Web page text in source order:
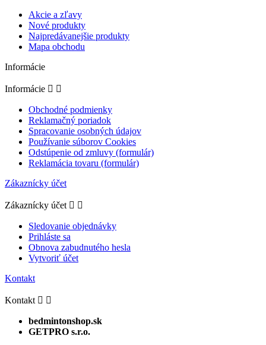
Akcie a zľavy
Nové produkty
Najpredávanejšie produkty
Mapa obchodu
Informácie
Informácie  
Obchodné podmienky
Reklamačný poriadok
Spracovanie osobných údajov
Používanie súborov Cookies
Odstúpenie od zmluvy (formulár)
Reklamácia tovaru (formulár)
Zákaznícky účet
Zákaznícky účet  
Sledovanie objednávky
Prihláste sa
Obnova zabudnutého hesla
Vytvoriť účet
Kontakt
Kontakt  
bedmintonshop.sk
GETPRO s.r.o.